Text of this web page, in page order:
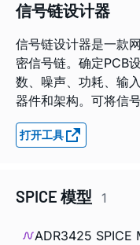
信号链设计器
信号链设计器是一款
密信号链。确定PCB
数、噪声、功耗、输
器件和架构。可将信
打开工具
SPICE 模型 1
ADR3425 SPICE